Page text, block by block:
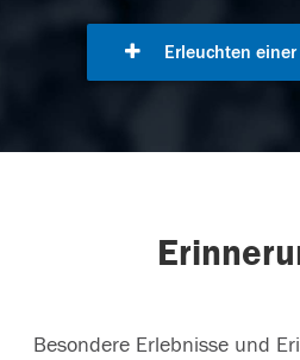
Erleuchten
Besondere Erlebnisse und